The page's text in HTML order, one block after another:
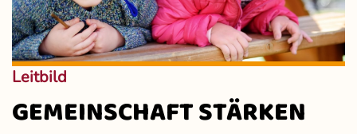
Leitbild
GEMEINSCHAFT STÄRKEN